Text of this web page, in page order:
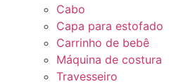
Cabo
Capa para estofado
Carrinho de bebê
Máquina de costura
Travesseiro